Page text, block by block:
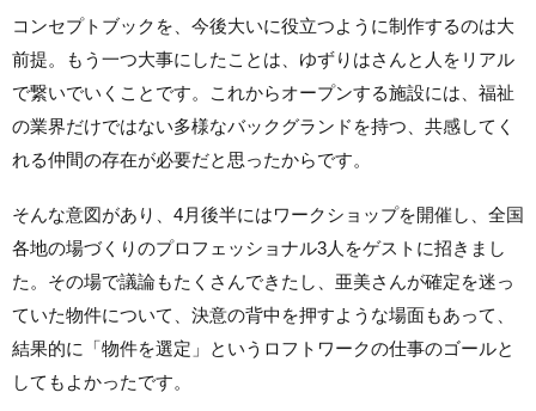
コンセプトブックを、今後大いに役立つように制作するのは大
前提。もう一つ大事にしたことは、ゆずりはさんと人をリアル
で繋いでいくことです。これからオープンする施設には、福祉
の業界だけではない多様なバックグランドを持つ、共感してく
れる仲間の存在が必要だと思ったからです。
そんな意図があり、4月後半にはワークショップを開催し、全国
各地の場づくりのプロフェッショナル3人をゲストに招きまし
た。その場で議論もたくさんできたし、亜美さんが確定を迷っ
ていた物件について、決意の背中を押すような場面もあって、
結果的に「物件を選定」というロフトワークの仕事のゴールと
してもよかったです。